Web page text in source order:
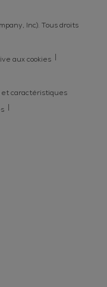
Inc). Tous droits
aux cookies
caractéristiques